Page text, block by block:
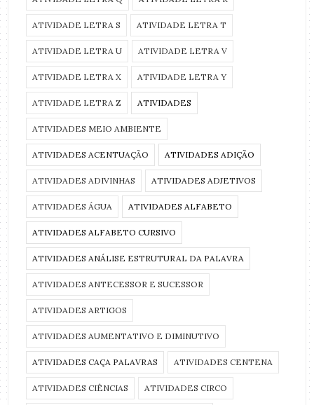
ATIVIDADE LETRA S ATIVIDADE LETRA T
ATIVIDADE LETRA U ATIVIDADE LETRA V
ATIVIDADE LETRA X ATIVIDADE LETRA Y
ATIVIDADE LETRA Z ATIVIDADES
ATIVIDADES MEIO AMBIENTE
ATIVIDADES ACENTUAÇÃO ATIVIDADES ADIÇÃO
ATIVIDADES ADIVINHAS ATIVIDADES ADJETIVOS
ATIVIDADES ÁGUA ATIVIDADES ALFABETO
ATIVIDADES ALFABETO CURSIVO
ATIVIDADES ANÁLISE ESTRUTURAL DA PALAVRA
ATIVIDADES ANTECESSOR E SUCESSOR
ATIVIDADES ARTIGOS
ATIVIDADES AUMENTATIVO E DIMINUTIVO
ATIVIDADES CAÇA PALAVRAS ATIVIDADES CENTENA
ATIVIDADES CIÊNCIAS ATIVIDADES CIRCO